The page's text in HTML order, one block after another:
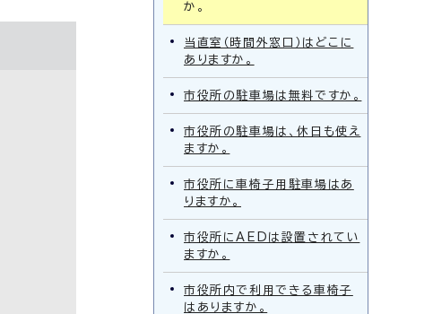
か。
当直室（時間外窓口）はどこに
ありますか。
市役所の駐車場は無料ですか。
市役所の駐車場は、休日も使え
ますか。
市役所に車椅子用駐車場はあ
りますか。
市役所にAEDは設置されてい
ますか。
市役所内で利用できる車椅子
はありますか。